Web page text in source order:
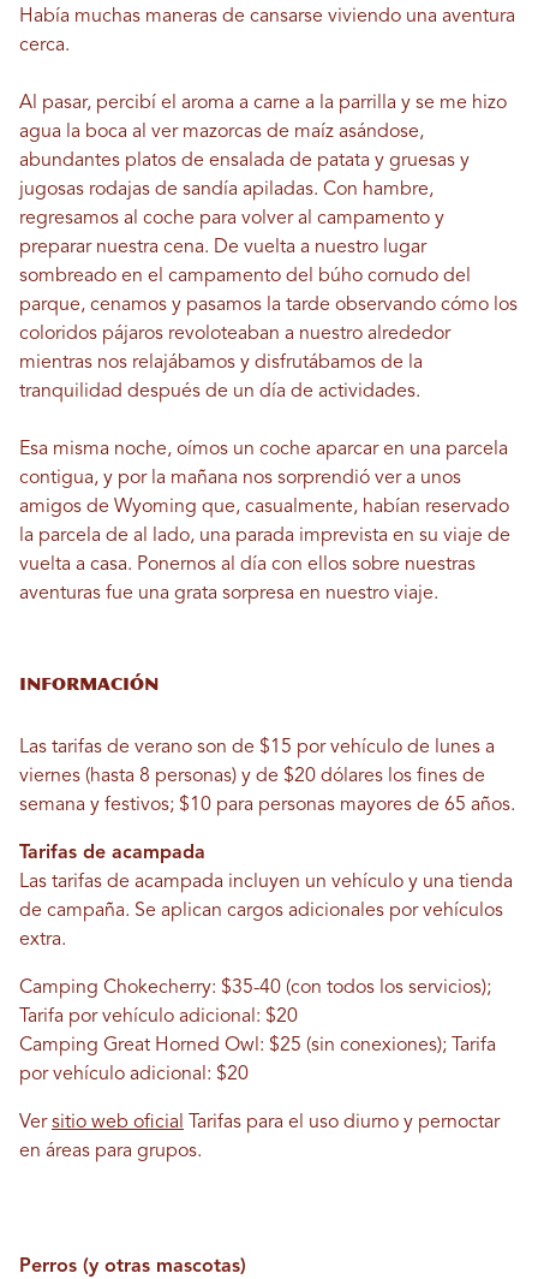
Había muchas maneras de cansarse viviendo una aventura
cerca.
Al pasar, percibí el aroma a carne a la parrilla y se me hizo
agua la boca al ver mazorcas de maíz asándose,
abundantes platos de ensalada de patata y gruesas y
jugosas rodajas de sandía apiladas. Con hambre,
regresamos al coche para volver al campamento y
preparar nuestra cena. De vuelta a nuestro lugar
sombreado en el campamento del búho cornudo del
parque, cenamos y pasamos la tarde observando cómo los
coloridos pájaros revoloteaban a nuestro alrededor
mientras nos relajábamos y disfrutábamos de la
tranquilidad después de un día de actividades.
Esa misma noche, oímos un coche aparcar en una parcela
contigua, y por la mañana nos sorprendió ver a unos
amigos de Wyoming que, casualmente, habían reservado
la parcela de al lado, una parada imprevista en su viaje de
vuelta a casa. Ponernos al día con ellos sobre nuestras
aventuras fue una grata sorpresa en nuestro viaje.
Información
Las tarifas de verano son de $15 por vehículo de lunes a
viernes (hasta 8 personas) y de $20 dólares los fines de
semana y festivos; $10 para personas mayores de 65 años.
Tarifas de acampada
Las tarifas de acampada incluyen un vehículo y una tienda
de campaña. Se aplican cargos adicionales por vehículos
extra.
Camping Chokecherry: $35-40 (con todos los servicios);
Tarifa por vehículo adicional: $20
Camping Great Horned Owl: $25 (sin conexiones); Tarifa
por vehículo adicional: $20
Versitio web oficial
Tarifas para el uso diurno y pernoctar
en áreas para grupos.
Perros (y otras mascotas)